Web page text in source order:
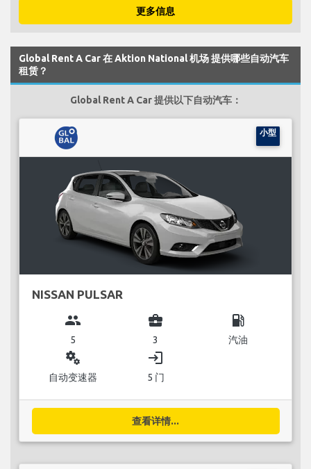
更多信息
Global Rent A Car 在 Aktion National 机场 提供哪些自动汽车
租赁？
Global Rent A Car 提供以下自动汽车：
小型
NISSAN PULSAR
group
5
business_center
3
local_gas_station
汽油
miscellaneous_services
自动变速器
login
5 门
查看详情...